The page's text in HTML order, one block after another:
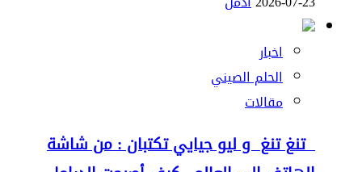
اخبار
الحلم الصيني
مقالات
تنغ تنغ و ليو جيايي تكتبان : من شاشة